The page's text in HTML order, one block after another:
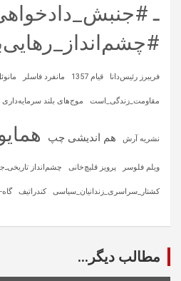
ـ
فریبرز رئیس‌دانا قیام 1357 مانفرد فاسلر
مقاومت_زندگی_است موج‌های بلند سرمایه‌داری
نشریه آرش هم اندیشی چپ
ویلم فلوسر پرویز قلیچ‌خانی چشم‌انداز
کشتار_سراسری_زندانیان_سیاسی کندراتیف
مطالب دیگر...